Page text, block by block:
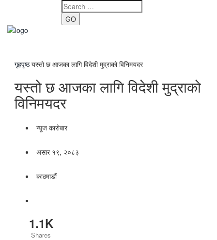
GO
गृहपृष्ठयस्तो छ आजका लागि विदेशी मुद्राको विनिमयदर
यस्तो छ आजका लागि विदेशी मुद्राको
विनिमयदर
न्यूज काराेबार
असार १९, २०८३
काठमाडाैं
1.1K
Shares